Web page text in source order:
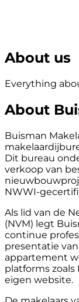
About us
Everything
About
Buisman
Dit bureau
verkoop van
NWWI-
Als lid van de
(NVM) legt
continue
presentatie
appartement
platforms zoals
eigen website.